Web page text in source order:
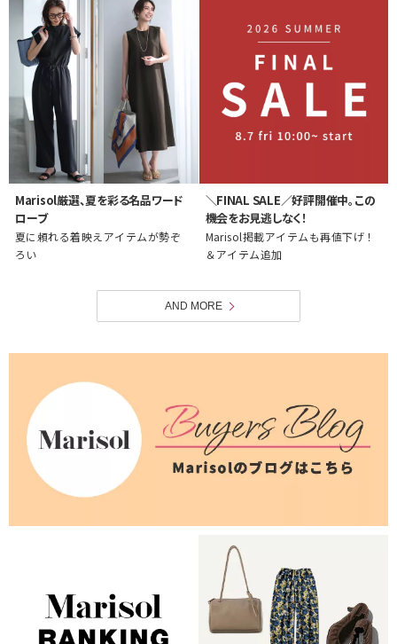
Marisol厳選、夏を彩る名品ワード
ローブ
夏に頼れる着映えアイテムが勢ぞ
ろい
＼FINAL SALE／好評開催中。この
機会をお見逃しなく！
Marisol掲載アイテムも再値下げ！
＆アイテム追加
AND MORE